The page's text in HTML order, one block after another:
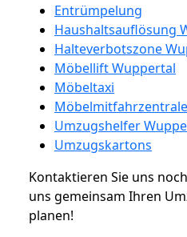
Entrümpelung
Haushaltsauflösung
Halteverbotszone
Möbellift Wuppertal
Möbeltaxi
Möbelmitfahrzentrale
Umzugshelfer
Umzugskartons
Kontaktieren Sie uns
uns gemeinsam Ihren
planen!